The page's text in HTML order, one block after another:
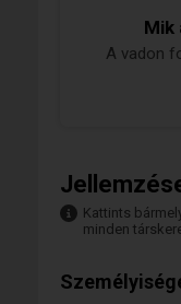
Mik
A vadon
Kattints
minden